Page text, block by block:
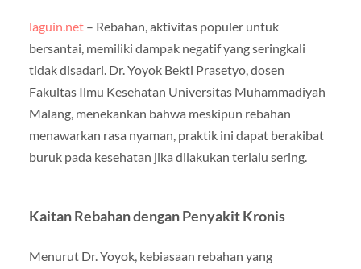
laguin.net– Rebahan, aktivitas populer untuk
bersantai, memiliki dampak negatif yang seringkali
tidak disadari. Dr. Yoyok Bekti Prasetyo, dosen
Fakultas Ilmu Kesehatan Universitas Muhammadiyah
Malang, menekankan bahwa meskipun rebahan
menawarkan rasa nyaman, praktik ini dapat berakibat
buruk pada kesehatan jika dilakukan terlalu sering.
Kaitan Rebahan dengan Penyakit Kronis
Menurut Dr. Yoyok, kebiasaan rebahan yang